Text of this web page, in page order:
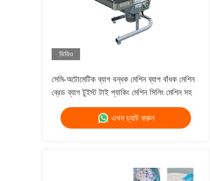
ভিডিও
সেমি-অটোমেটিক ব্যাগ বন্ধক মেশিন ব্যাগ বাঁধক মেশিন
ব্রেড ব্যাগ টুইস্ট টাই প্যাকিং মেশিন সিলিং মেশিন সহ
এখন চ্যাট করুন